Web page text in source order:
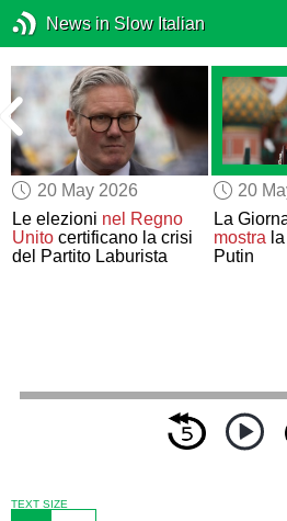
News in Slow Italian
20 May 2026
Le elezioni nel Regno
Unito certificano la crisi
del Partito Laburista
20
La
mostrala
Putin
TEXT SIZE